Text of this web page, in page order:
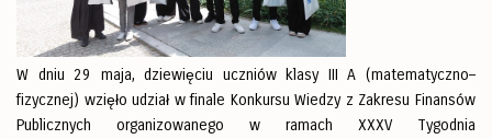
W dniu 29 maja, dziewięciu uczniów klasy III A (matematyczno–
fizycznej) wzięło udział w finale Konkursu Wiedzy z Zakresu Finansów
Publicznych organizowanego w ramach XXXV Tygodnia